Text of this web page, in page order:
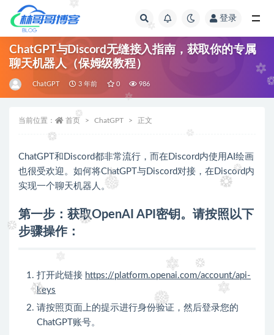
登录
ChatGPT与Discord无缝接入指南，获取你的专属
聊天机器人（保姆级教程）
ChatGPT 3 年前 0 986
当前位置： 首页 ChatGPT 正文
ChatGPT和Discord都非常流行，而在Discord内使用AI绘画
也很受欢迎。如何将ChatGPT与Discord对接，在Discord内
实现一个聊天机器人。
第一步：获取OpenAI API密钥。请按照以下
步骤操作：
打开此链接 https://platform.openai.com/account/api-
keys
请按照页面上的提示进行身份验证，然后登录您的
ChatGPT账号。